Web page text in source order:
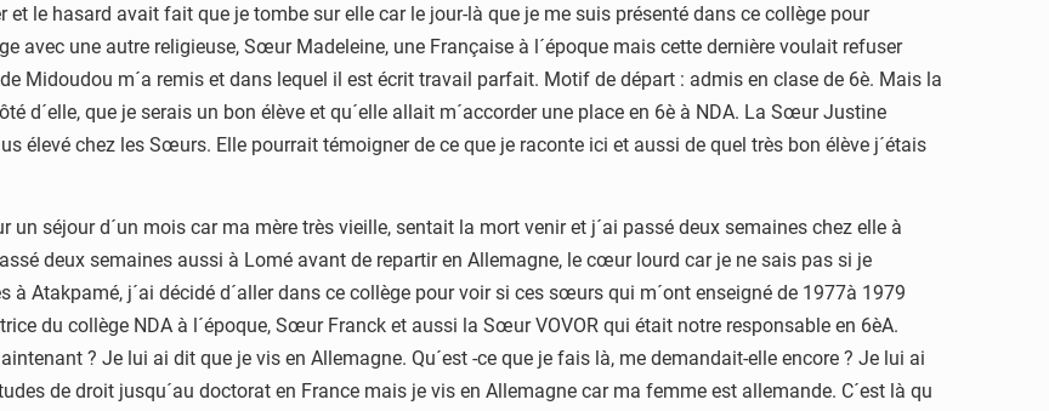
le hasard avait fait que je tombe sur elle car le jour-là que je me suis présenté dans ce collège pour
avec une autre religieuse, Sœur Madeleine, une Française à l´époque mais cette dernière voulait refuser
Midoudou m´a remis et dans lequel il est écrit travail parfait. Motif de départ : admis en clase de 6è. Mais la
d´elle, que je serais un bon élève et qu´elle allait m´accorder une place en 6è à NDA. La Sœur Justine
élevé chez les Sœurs. Elle pourrait témoigner de ce que je raconte ici et aussi de quel très bon élève j´étais
un séjour d´un mois car ma mère très vieille, sentait la mort venir et j´ai passé deux semaines chez elle à
deux semaines aussi à Lomé avant de repartir en Allemagne, le cœur lourd car je ne sais pas si je
à Atakpamé, j´ai décidé d´aller dans ce collège pour voir si ces sœurs qui m´ont enseigné de 1977à 1979
du collège NDA à l´époque, Sœur Franck et aussi la Sœur VOVOR qui était notre responsable en 6èA.
? Je lui ai dit que je vis en Allemagne. Qu´est -ce que je fais là, me demandait-elle encore ? Je lui ai
de droit jusqu´au doctorat en France mais je vis en Allemagne car ma femme est allemande. C´est là qu